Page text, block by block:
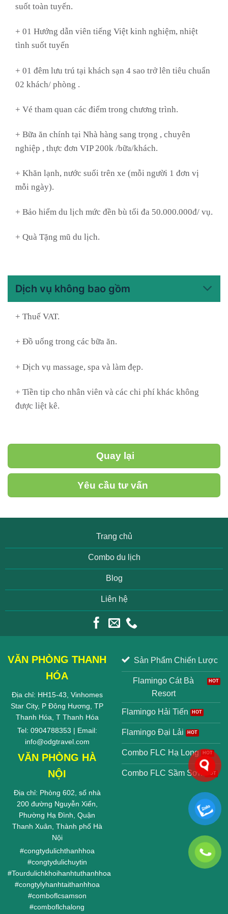
suốt toàn tuyến.
+ 01 Hướng dẫn viên tiếng Việt kinh nghiệm, nhiệt
tình suốt tuyến
+ 01 đêm lưu trú tại khách sạn 4 sao trở lên tiêu chuẩn
02 khách/ phòng .
+ Vé tham quan các điểm trong chương trình.
+ Bữa ăn chính tại Nhà hàng sang trọng , chuyên
nghiệp , thực đơn VIP 200k /bữa/khách.
+ Khăn lạnh, nước suối trên xe (mỗi người 1 đơn vị
mỗi ngày).
+ Bảo hiểm du lịch mức đền bù tối đa 50.000.000đ/ vụ.
+ Quà Tặng mũ du lịch.
Dịch vụ không bao gồm
+ Thuế VAT.
+ Đồ uống trong các bữa ăn.
+ Dịch vụ massage, spa và làm đẹp.
+ Tiền tip cho nhân viên và các chi phí khác không
được liệt kê.
Quay lại
Yêu cầu tư vấn
Trang chủ
Combo du lịch
Blog
Liên hệ
VĂN PHÒNG THANH
HÓA
Địa chỉ: HH15-43, Vinhomes
Star City, P Đông Hương, TP
Thanh Hóa, T Thanh Hóa
Tel: 0904788353 | Email:
info@odgtravel.com
VĂN PHÒNG HÀ
NỘI
Địa chỉ: Phòng 602, số nhà
200 đường Nguyễn Xiển,
Phường Hạ Đình, Quận
Thanh Xuân, Thành phố Hà
Nội
#congtydulichthanhhoa
#congtydulichuytin
#Tourdulichkhoihanhtuthanhhoa
#congtylyhanhtaithanhhoa
#comboflcsamson
#comboflchalong
Sản Phẩm Chiến Lược
Flamingo Cát Bà
Resort
Flamingo Hải Tiến
Flamingo Đại Lải
Combo FLC Hạ Long
Combo FLC Sầm Sơn